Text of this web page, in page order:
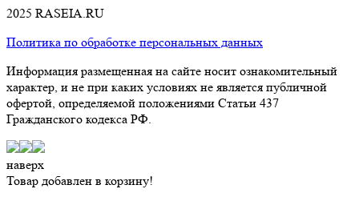
2025 RASEIA.RU
Политика по обработке персональных данных
Информация размещенная на сайте носит ознакомительный
характер, и не при каких условиях не является публичной
офертой, определяемой положениями Статьи 437
Гражданского кодекса РФ.
наверх
Товар добавлен в корзину!